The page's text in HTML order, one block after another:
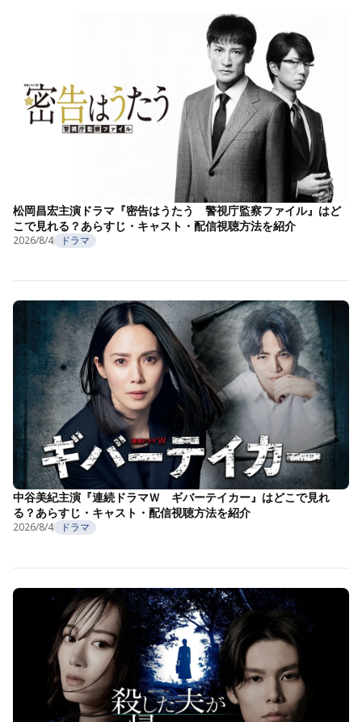
松岡昌宏主演ドラマ『密告はうたう 警視庁監察ファイル』はど
こで見れる？あらすじ・キャスト・配信視聴方法を紹介
2026/8/4 ドラマ
中谷美紀主演『連続ドラマＷ ギバーテイカー』はどこで見れ
る？あらすじ・キャスト・配信視聴方法を紹介
2026/8/4 ドラマ